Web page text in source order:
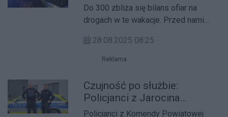
bo może zginąć więcej osób
Do 300 zbliża się bilans ofiar na
drogach w te wakacje. Przed nami
że tragedii przybędzie. Także jeśli
chodzi o utonięcia.
28.08.2025 08:25
Reklama
Czujność po służbie:
Policjanci z Jarocina
zatrzymali poszukiwanego
Policjanci z Komendy Powiatowej